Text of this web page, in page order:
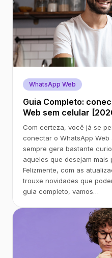
WhatsApp Web
Guia Completo:
Web sem celular
Com certeza, você já se
conectar o WhatsApp Web
sempre gera bastante
aqueles que desejam
Felizmente, com as
trouxe novidades que
guia completo, vamos…